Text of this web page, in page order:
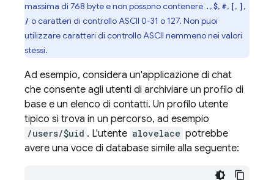
massima di 768 byte e non possono contenere . ,$, #, [, ],
/ o caratteri di controllo ASCII 0-31 o 127. Non puoi
utilizzare caratteri di controllo ASCII nemmeno nei valori
stessi.
Ad esempio, considera un'applicazione di chat
che consente agli utenti di archiviare un profilo di
base e un elenco di contatti. Un profilo utente
tipico si trova in un percorso, ad esempio
/users/$uid . L'utente alovelace potrebbe
avere una voce di database simile alla seguente: